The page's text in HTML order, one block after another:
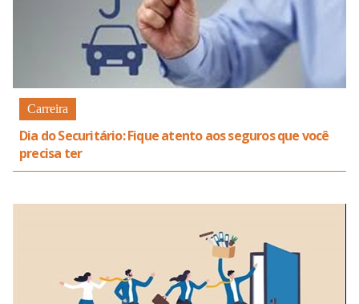
Carreira
Dia do Securitário: Fique atento aos seguros que você
precisa ter